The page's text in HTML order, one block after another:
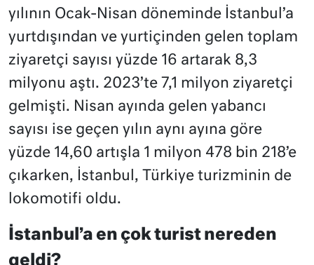
yılının Ocak-Nisan döneminde İstanbul’a
yurtdışından ve yurtiçinden gelen toplam
ziyaretçi sayısı yüzde 16 artarak 8,3
milyonu aştı. 2023’te 7,1 milyon ziyaretçi
gelmişti. Nisan ayında gelen yabancı
sayısı ise geçen yılın aynı ayına göre
yüzde 14,60 artışla 1 milyon 478 bin 218’e
çıkarken, İstanbul, Türkiye turizminin de
lokomotifi oldu.
İstanbul’a en çok turist nereden
geldi?